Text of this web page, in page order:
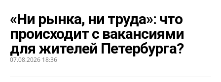
«Ни рынка, ни труда»: что
происходит с вакансиями
для жителей Петербурга?
07.08.2026 18:36